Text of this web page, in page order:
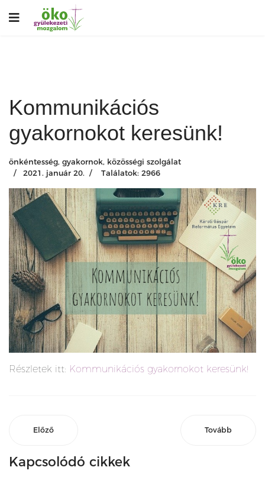
Kommunikációs
gyakornokot keresünk!
önkéntesség, gyakornok, közösségi szolgálat
2021. január 20.
Találatok: 2966
Részletek itt: Kommunikációs gyakornokot keresünk!
Előző Tovább
Kapcsolódó cikkek